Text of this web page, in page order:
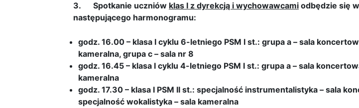
3. Spotkanie uczniów klas I z dyrekcją i wychowawcami odbędzie się
następującego harmonogramu:
godz. 16.00 – klasa I cyklu 6-letniego PSM I st.: grupa a – sala
kameralna, grupa c – sala nr 8
godz. 16.45 – klasa I cyklu 4-letniego PSM I st.: grupa a – sala
kameralna
godz. 17.30 – klasa I PSM II st.: specjalność instrumentalistyka – sala
specjalność wokalistyka – sala kameralna